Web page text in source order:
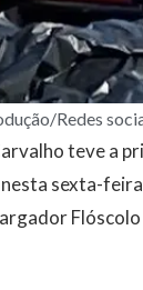
Redes
teve a
sexta-